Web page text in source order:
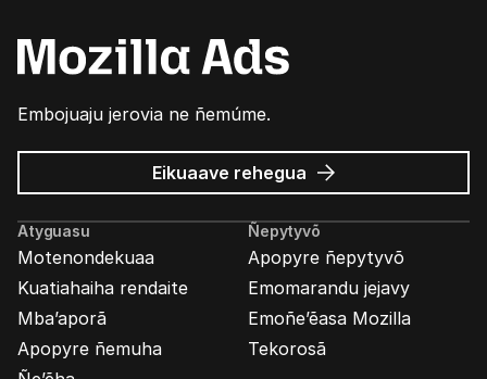
Embojuaju jerovia ne ñemúme.
Eikuaave Mozilla
marandu’i
rehegua
Atyguasu
Motenondekuaa
Kuatiahaiha rendaite
Mba’aporã
Apopyre ñemuha
Ñepytyvõ
Apopyre ñepytyvõ
Emomarandu jejavy
Emoñe’ẽasa Mozilla
Tekorosã